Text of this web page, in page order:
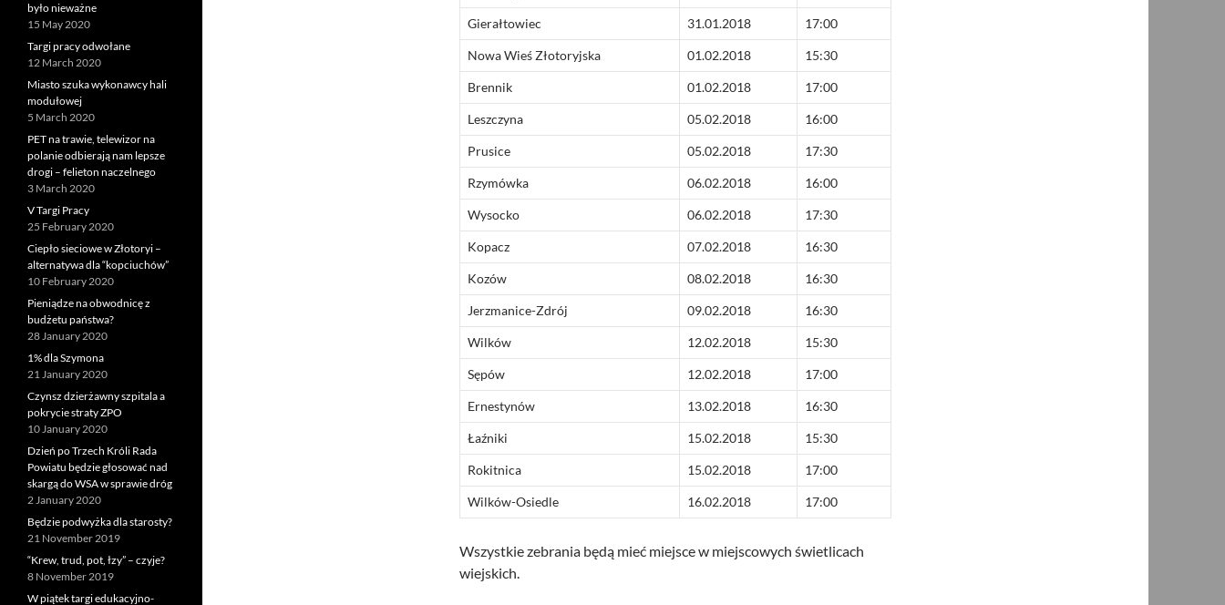
Gierałtowiec 31.01.2018 17:00
Nowa Wieś Złotoryjska 01.02.2018 15:30
Brennik 01.02.2018 17:00
Leszczyna 05.02.2018 16:00
Prusice 05.02.2018 17:30
Rzymówka 06.02.2018 16:00
Wysocko 06.02.2018 17:30
Kopacz 07.02.2018 16:30
Kozów 08.02.2018 16:30
Jerzmanice-Zdrój 09.02.2018 16:30
Wilków 12.02.2018 15:30
Sępów 12.02.2018 17:00
Ernestynów 13.02.2018 16:30
Łaźniki 15.02.2018 15:30
Rokitnica 15.02.2018 17:00
Wilków-Osiedle 16.02.2018 17:00
Wszystkie zebrania będą mieć miejsce w miejscowych świetlicach
wiejskich.
było nieważne
15 May 2020
Targi pracy odwołane
12 March 2020
Miasto szuka wykonawcy hali
modułowej
5 March 2020
PET na trawie, telewizor na
polanie odbierają nam lepsze
drogi – felieton naczelnego
3 March 2020
V Targi Pracy
25 February 2020
Ciepło sieciowe w Złotoryi –
alternatywa dla “kopciuchów”
10 February 2020
Pieniądze na obwodnicę z
budżetu państwa?
28 January 2020
1% dla Szymona
21 January 2020
Czynsz dzierżawny szpitala a
pokrycie straty ZPO
10 January 2020
Dzień po Trzech Króli Rada
Powiatu będzie głosować nad
skargą do WSA w sprawie dróg
2 January 2020
Będzie podwyżka dla starosty?
21 November 2019
“Krew, trud, pot, łzy” – czyje?
8 November 2019
W piątek targi edukacyjno-